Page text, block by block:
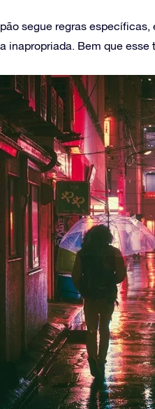
segue regras
inapropriada. Bem que